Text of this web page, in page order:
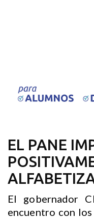
EL PANE
El gobernador
encuentro con